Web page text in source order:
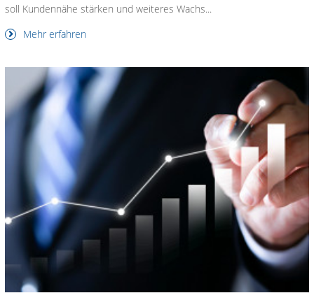
soll Kundennähe stärken und weiteres Wachs...
Mehr erfahren